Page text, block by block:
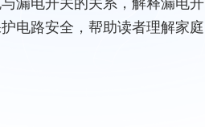
漏电开关的关系，解释漏电开
电路安全，帮助读者理解家庭